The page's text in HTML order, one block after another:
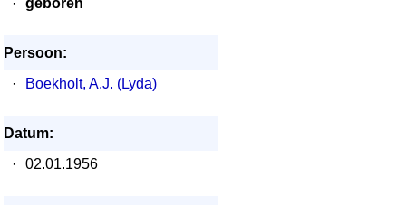
·
geboren
Persoon:
·
Boekholt, A.J. (Lyda)
Datum:
·
02.01.1956